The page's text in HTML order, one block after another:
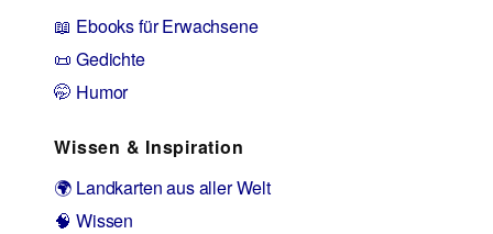
📖 Ebooks für Erwachsene
📜 Gedichte
🤭 Humor
Wissen & Inspiration
🌍 Landkarten aus aller Welt
🧠 Wissen